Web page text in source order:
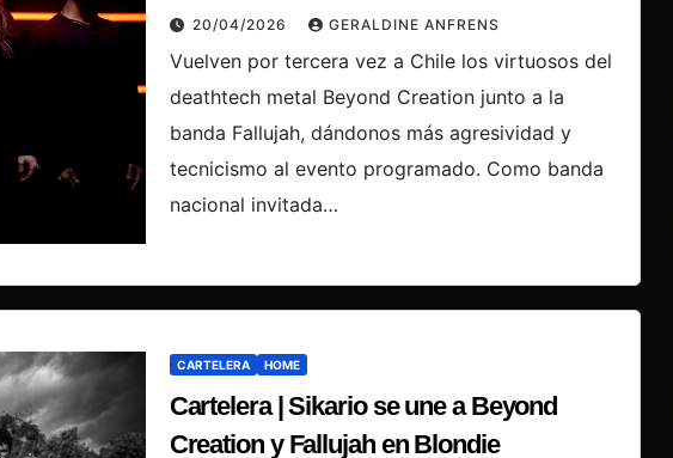
junto al debut de Fallujah
20/04/2026 GERALDINE ANFRENS
Vuelven por tercera vez a Chile los virtuosos del
deathtech metal Beyond Creation junto a la
banda Fallujah, dándonos más agresividad y
tecnicismo al evento programado. Como banda
nacional invitada…
CARTELERA HOME
Cartelera | Sikario se une a Beyond
Creation y Fallujah en Blondie